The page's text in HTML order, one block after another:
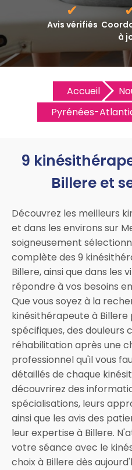
✔
Avis vérifiés
à
Accueil
Pyrénées-
9
Billere et
Découvrez les meilleurs
et dans les environs sur
soigneusement
complète des 9
Billere, ainsi que dans les
répondre à vos besoins
Que vous soyez à la
kinésithérapeute à
spécifiques, des douleurs
réhabilitation après une
professionnel qu'il vous
détaillés de chaque
découvrirez des
spécialisations, leurs
ainsi que les avis des
leur expertise à Billere.
votre séance avec le
choix à Billere dès